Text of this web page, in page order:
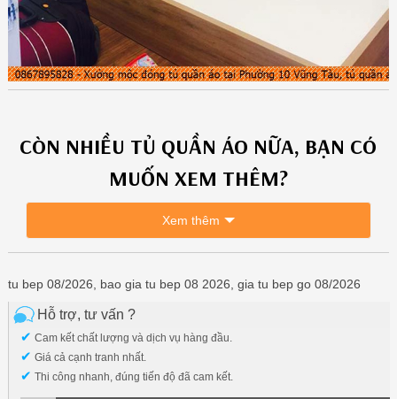
CÒN NHIỀU TỦ QUẦN ÁO NỮA, BẠN CÓ
MUỐN XEM THÊM?
Xem thêm
tu bep 08/2026, bao gia tu bep 08 2026, gia tu bep go 08/2026
Hỗ trợ, tư vấn ?
✔ Cam kết chất lượng và dịch vụ hàng đầu.
✔ Giá cả cạnh tranh nhất.
✔ Thi công nhanh, đúng tiến độ đã cam kết.